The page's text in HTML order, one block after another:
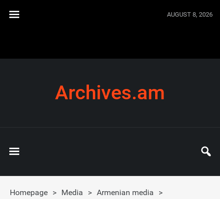
AUGUST 8, 2026
Archives.am
Homepage > Media > Armenian media
>